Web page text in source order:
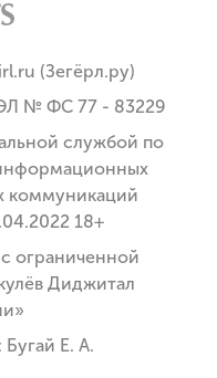
(Зегёрл.ру)
№ ФС 77 - 83229
службой по
коммуникаций
18+
ограниченной
Диджитал
Бугай Е. А.